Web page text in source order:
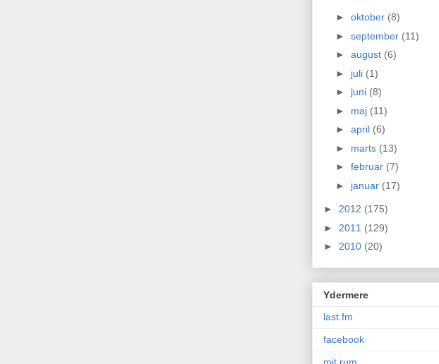
► oktober (8)
► september (11)
► august (6)
► juli (1)
► juni (8)
► maj (11)
► april (6)
► marts (13)
► februar (7)
► januar (17)
► 2012 (175)
► 2011 (129)
► 2010 (20)
Ydermere
last.fm
facebook
mit rum